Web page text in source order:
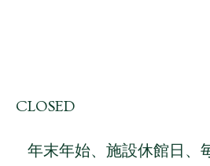
CLOSED
年末年始、施設休館日、